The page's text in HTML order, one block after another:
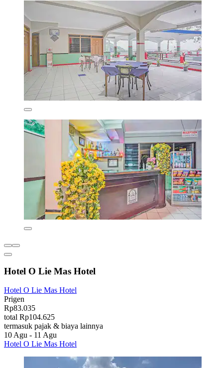
Hotel O Lie Mas Hotel
Hotel O Lie Mas Hotel
Prigen
Rp83.035
total Rp104.625
termasuk pajak & biaya lainnya
10 Agu - 11 Agu
Hotel O Lie Mas Hotel